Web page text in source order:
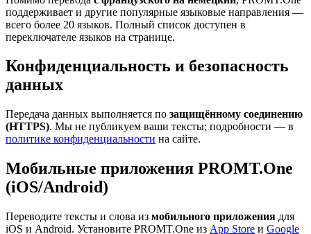
поддерживает и другие популярные языковые направления —
всего более 20 языков. Полный список доступен в
переключателе языков на странице.
Конфиденциальность и безопасность
данных
Передача данных выполняется по защищённому соединению
(HTTPS). Мы не публикуем ваши тексты; подробности — в
политике конфиденциальности на сайте.
Мобильные приложения PROMT.One
(iOS/Android)
Переводите тексты и слова из мобильного приложения для
iOS и Android. Установите PROMT.One из App Store и Google